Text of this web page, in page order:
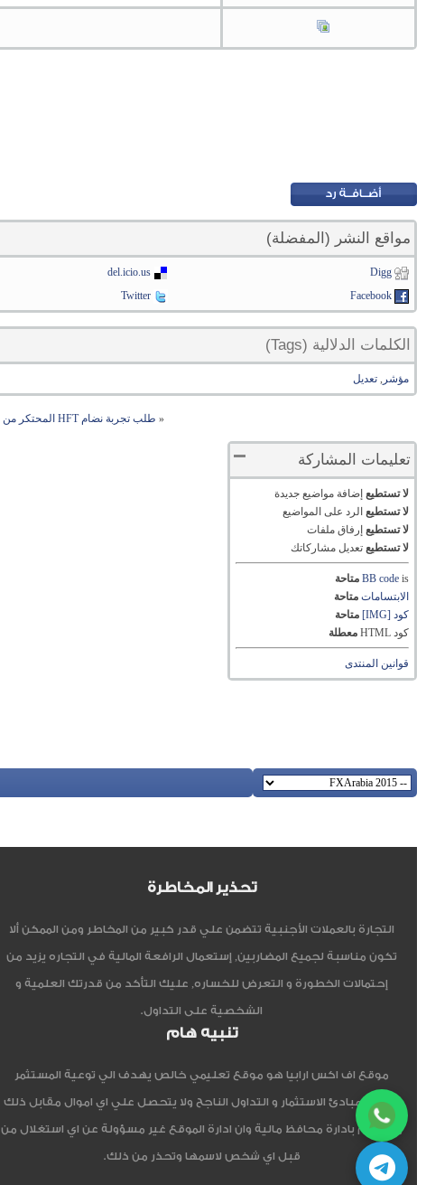
مواقع النشر (المفضلة)
Digg
del.icio.us
Facebook
Twitter
الكلمات الدلالية (Tags)
مؤشر ,تعديل
« طلب تجربة نضام HFT المحتكر من قبل البنوك
تعليمات المشاركة
لا تستطيع إضافة مواضيع جديدة
لا تستطيع الرد على المواضيع
لا تستطيع إرفاق ملفات
لا تستطيع تعديل مشاركاتك
BB codeis
متاحة
الابتسامات متاحة
كود [IMG]
متاحة
كود HTML
معطلة
قوانين المنتدى
تحذير المخاطرة
التجارة بالعملات الأجنبية تتضمن علي قدر كبير من المخاطر ومن الممكن ألا
تكون مناسبة لجميع المضاربين, إستعمال الرافعة المالية في التجاره يزيد من
إحتمالات الخطورة و التعرض للخساره, عليك التأكد من قدرتك العلمية و
الشخصية على التداول.
تنبيه هام
موقع اف اكس ارابيا هو موقع تعليمي خالص يهدف الي توعية المستثمر
العربي مبادئ الاستثمار و التداول الناجح ولا يتحصل علي اي اموال مقابل ذلك
ولا يقوم بادارة محافظ مالية وان ادارة الموقع غير مسؤولة عن اي استغلال من
قبل اي شخص لاسمها وتحذر من ذلك.